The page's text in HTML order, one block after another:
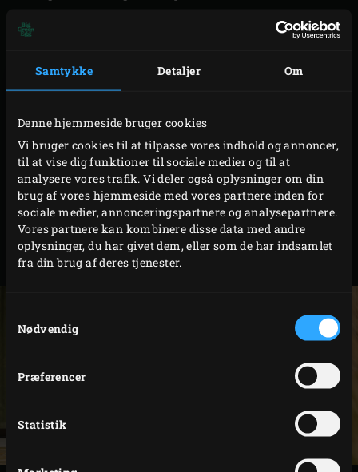
Samtykke Detaljer Om
Denne hjemmeside bruger cookies
Vi bruger cookies til at tilpasse vores indhold og annoncer,
til at vise dig funktioner til sociale medier og til at
analysere vores trafik. Vi deler også oplysninger om din
brug af vores hjemmeside med vores partnere inden for
sociale medier, annonceringspartnere og analysepartnere.
Vores partnere kan kombinere disse data med andre
oplysninger, du har givet dem, eller som de har indsamlet
fra din brug af deres tjenester.
Nødvendig
Præferencer
Statistik
ikke længere en drøm, men virkelighed at tilberede store
stykker kød, fisk eller flere pizzaer på én gang. Tjek den
Alt tilbehør til XLarge-modellen passer til The Onyx.
Derudover er The Onyx det første EGG med den nyeDual
Zone Cooking Grids. Udvid dit grillområde med den
specielle 2-Piece Multi Level Rack. Med EGG Mates får du
meget mere arbejdsplads ved siden af din EGG. En anden
god idé er at installere The Onyx XLarge i dit Modular EGG
Workspace eller udekøkken.